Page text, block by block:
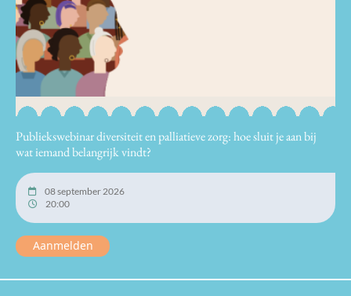
Publiekswebinar diversiteit en palliatieve zorg: hoe sluit je aan bij
wat iemand belangrijk vindt?
08 september 2026
20:00
Aanmelden